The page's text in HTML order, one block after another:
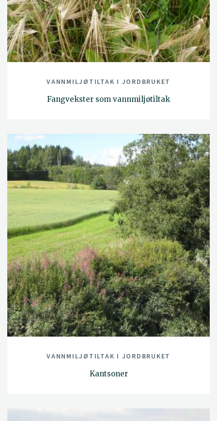
VANNMILJØTILTAK I JORDBRUKET
Fangvekster som vannmiljøtiltak
VANNMILJØTILTAK I JORDBRUKET
Kantsoner